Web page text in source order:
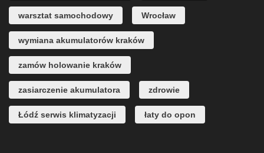
warsztat samochodowy Wrocław
wymiana akumulatorów kraków
zamów holowanie kraków
zasiarczenie akumulatora zdrowie
Łódź serwis klimatyzacji łaty do opon